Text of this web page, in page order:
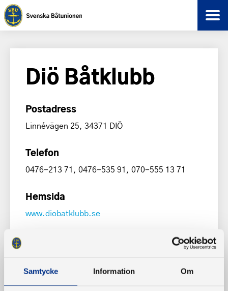
Samtycke Information Om
Diö Båtklubb
Postadress
Linnévägen 25, 34371 DIÖ
Telefon
0476-213 71, 0476-535 91, 070-555 13 71
Hemsida
www.diobatklubb.se